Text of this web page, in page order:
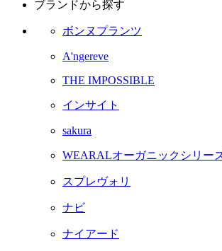
ブランドから探す
ボンヌプランツ
A'ngereve
THE IMPOSSIBLE
インサイト
sakura
WEARALオーガニックシリー
スプレヴォリ
ナビ
ナイアード